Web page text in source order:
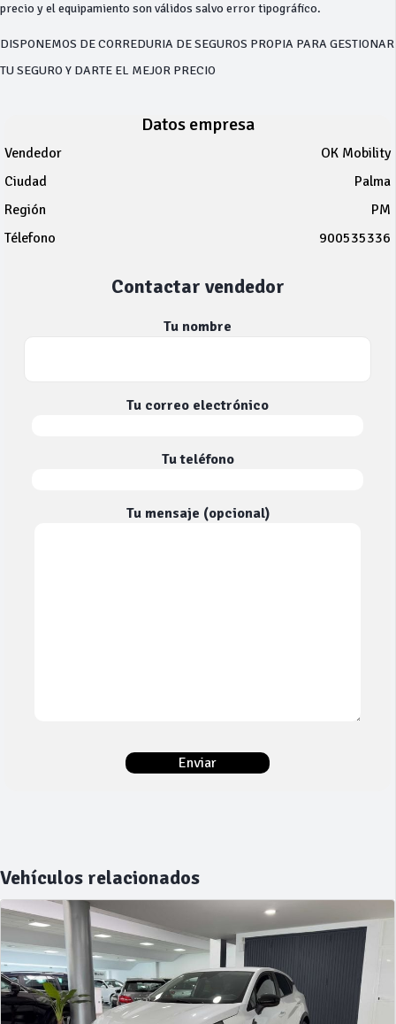
precio y el equipamiento son válidos salvo error tipográfico.
DISPONEMOS DE CORREDURIA DE SEGUROS PROPIA PARA GESTIONAR
TU SEGURO Y DARTE EL MEJOR PRECIO
Datos empresa
Vendedor
OK Mobility
Ciudad
Palma
Región
PM
Télefono
900535336
Contactar vendedor
Tu nombre
Tu correo electrónico
Tu teléfono
Tu mensaje (opcional)
Vehículos relacionados